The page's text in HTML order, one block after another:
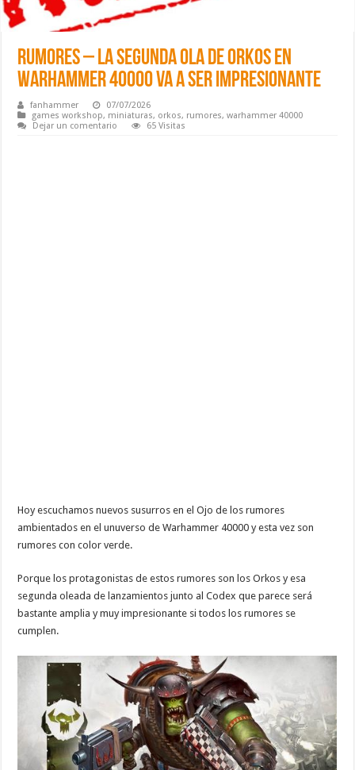
Rumores – La segunda Ola de Orkos en
Warhammer 40000 va a ser impresionante
fanhammer
07/07/2026
games workshop, miniaturas, orkos, rumores,warhammer 40000
Dejar un comentario
65 Visitas
Hoy escuchamos nuevos susurros en el Ojo de los rumores
ambientados en el unuverso de Warhammer 40000 y esta vez son
rumores con color verde.
Porque los protagonistas de estos rumores son los Orkos y esa
segunda oleada de lanzamientos junto al Codex que parece será
bastante amplia y muy impresionante si todos los rumores se
cumplen.